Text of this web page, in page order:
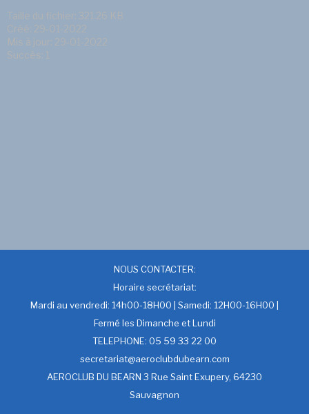
Taille du fichier: 321.26 KB
Créé: 29-01-2022
Mis à jour: 29-01-2022
Succès: 1
NOUS CONTACTER:
Horaire secrétariat:
Mardi au vendredi: 14h00-18H00 | Samedi: 12H00-16H00 |
Fermé les Dimanche et Lundi
TELEPHONE: 05 59 33 22 00
secretariat@aeroclubdubearn.com
AEROCLUB DU BEARN 3 Rue Saint Exupery, 64230
Sauvagnon